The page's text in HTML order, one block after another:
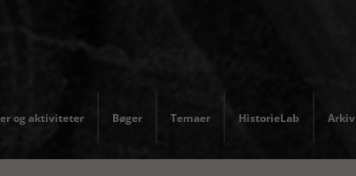
og aktiviteter Bøger Temaer HistorieLab Arkiv